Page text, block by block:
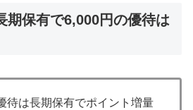
期保有で6,000円の優待は
待は長期保有でポイント増量